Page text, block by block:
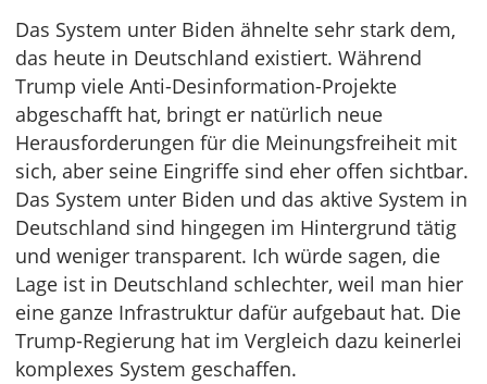
Das System unter Biden ähnelte sehr stark dem,
das heute in Deutschland existiert. Während
Trump viele Anti-Desinformation-Projekte
abgeschafft hat, bringt er natürlich neue
Herausforderungen für die Meinungsfreiheit mit
sich, aber seine Eingriffe sind eher offen sichtbar.
Das System unter Biden und das aktive System in
Deutschland sind hingegen im Hintergrund tätig
und weniger transparent. Ich würde sagen, die
Lage ist in Deutschland schlechter, weil man hier
eine ganze Infrastruktur dafür aufgebaut hat. Die
Trump-Regierung hat im Vergleich dazu keinerlei
komplexes System geschaffen.